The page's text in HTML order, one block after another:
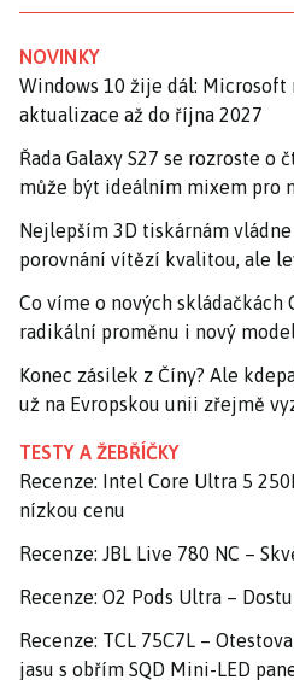
NOVINKY
Windows 10 žije dál: Microsoft
aktualizace až do října 2027
Řada Galaxy S27 se rozroste
může být ideálním mixem pro
Nejlepším 3D tiskárnám vládne
porovnání vítězí kvalitou, ale
Co víme o nových skládačkách
radikální proměnu i nový
Konec zásilek z Číny? Ale
už na Evropskou unii zřejmě
TESTY A ŽEBŘÍČKY
Recenze: Intel Core Ultra 5
nízkou cenu
Recenze: JBL Live 780 NC –
Recenze: O2 Pods Ultra –
Recenze: TCL 75C7L –
jasu s obřím SQD Mini-LED